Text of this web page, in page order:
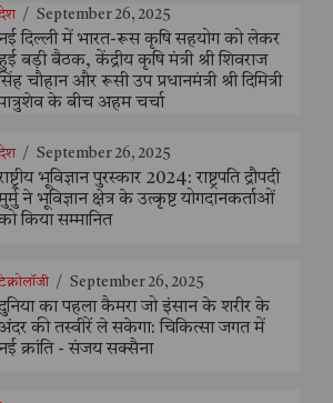
/ September 26, 2025
दिल्ली में भारत-रूस कृषि सहयोग को लेकर
बड़ी बैठक, केंद्रीय कृषि मंत्री श्री शिवराज
चौहान और रूसी उप प्रधानमंत्री श्री दिमित्री
के बीच अहम चर्चा
/ September 26, 2025
भूविज्ञान पुरस्कार 2024: राष्ट्रपति द्रौपदी
ने भूविज्ञान क्षेत्र के उत्कृष्ट योगदानकर्ताओं
किया सम्मानित
/ September 26, 2025
का पहला कैमरा जो इंसान के शरीर के
की तस्वीरें ले सकेगा: चिकित्सा जगत में
क्रांति - संजय सक्सैना